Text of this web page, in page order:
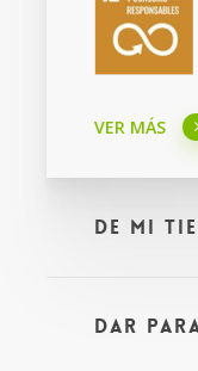
VER MÁS
De mi
oportunidad
pequeños
Dar